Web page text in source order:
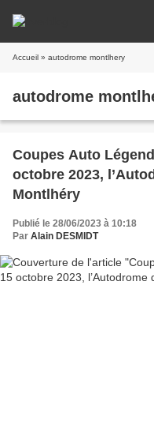
Accueil » autodrome montlhery
autodrome
Coupes Auto
octobre 2023,
Montlhéry
Publié le 28/06/2023 à 10:18
Par Alain DESMIDT